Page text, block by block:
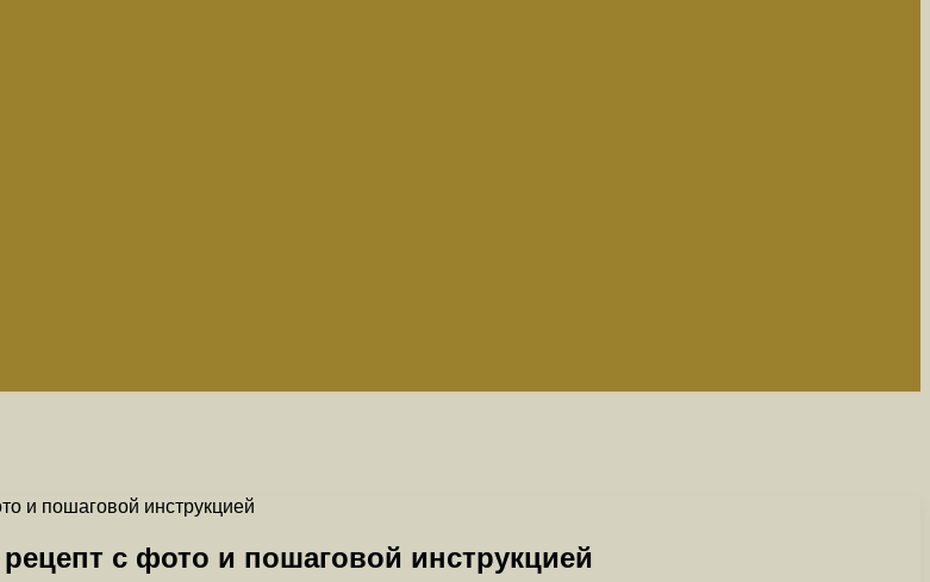
и пошаговой инструкцией
с фото и пошаговой инструкцией